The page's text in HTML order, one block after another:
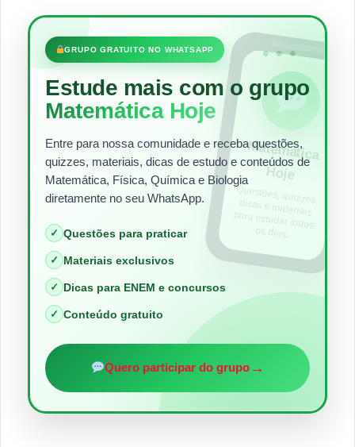
•••
GRUPO GRATUITO NO WHATSAPP
Estude mais com o grupo
Matemática Hoje
Entre para nossa comunidade e receba questões,
quizzes, materiais, dicas de estudo e conteúdos de
Matemática, Física, Química e Biologia
diretamente no seu WhatsApp.
✓ Questões para praticar
✓ Materiais exclusivos
✓ Dicas para ENEM e concursos
✓ Conteúdo gratuito
Quero participar do grupo→
Matem
ática
Hoje
Questões, quizzes,
dicas e materiais
para estudar todos
os dias.